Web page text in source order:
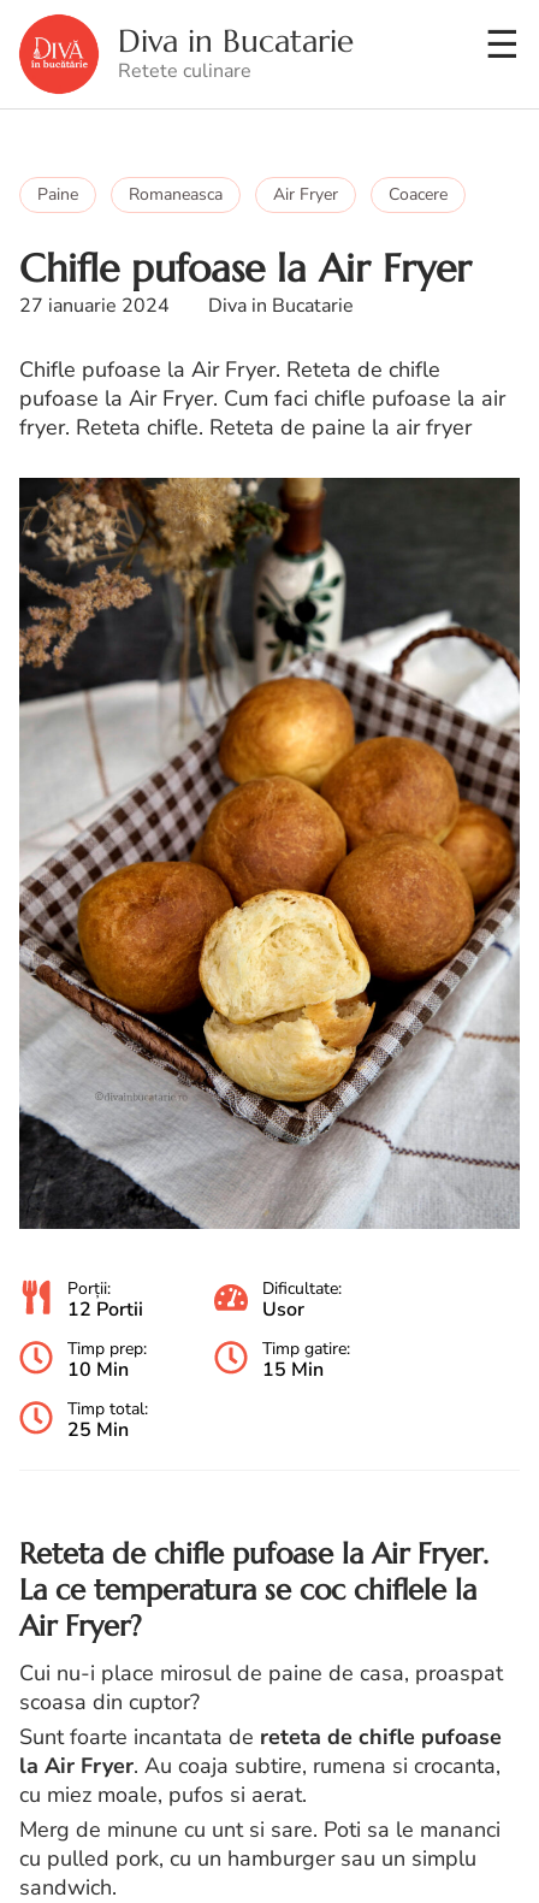
Diva in Bucatarie
Retete culinare
Paine Romaneasca Air Fryer Coacere
Chifle pufoase la Air Fryer
27 ianuarie 2024 Diva in Bucatarie
Chifle pufoase la Air Fryer. Reteta de chifle
pufoase la Air Fryer. Cum faci chifle pufoase la air
fryer. Reteta chifle. Reteta de paine la air fryer
Porții:
12 Portii
Dificultate:
Usor
Timp prep:
10 Min
Timp gatire:
15 Min
Timp total:
25 Min
Reteta de chifle pufoase la Air Fryer.
La ce temperatura se coc chiflele la
Air Fryer?
Cui nu-i place mirosul de paine de casa, proaspat
scoasa din cuptor?
Sunt foarte incantata de reteta de chifle pufoase
la Air Fryer. Au coaja subtire, rumena si crocanta,
cu miez moale, pufos si aerat.
Merg de minune cu unt si sare. Poti sa le mananci
cu pulled pork, cu un hamburger sau un simplu
sandwich.